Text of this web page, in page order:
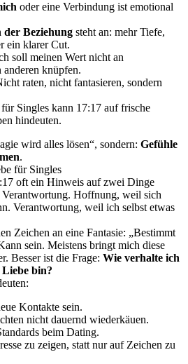
oder eine Verbindung ist emotional
Beziehung steht an: mehr Tiefe,
ein klarer Cut.
soll meinen Wert nicht an
knüpfen.
raten, nicht fantasieren, sondern
für Singles kann 17:17 auf frische
hindeuten.
wird alles lösen“, sondern: Gefühle
.
für Singles
oft ein Hinweis auf zwei Dinge
Hoffnung, weil sich
Verantwortung, weil ich selbst etwas
Zeichen an eine Fantasie: „Bestimmt
sein. Meistens bringt mich diese
Besser ist die Frage: Wie verhalte ich
bin?
Kontakte sein.
nicht dauernd wiederkäuen.
beim Dating.
zu zeigen, statt nur auf Zeichen zu